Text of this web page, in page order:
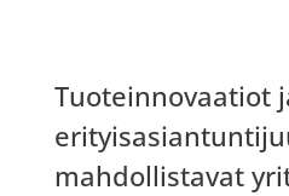
Tuoteinnovaatiot
mahdollistavat